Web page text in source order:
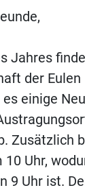
Jahres
der
einige
Zusätzlich
Uhr,
9 Uhr ist.